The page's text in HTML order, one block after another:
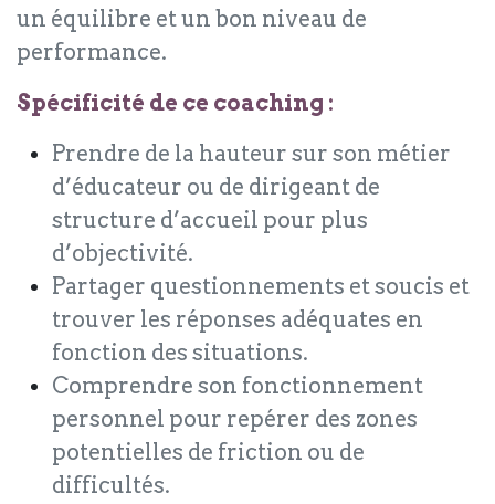
un équilibre et un bon niveau de
performance.
Spécificité de ce coaching :
Prendre de la hauteur sur son métier
d’éducateur ou de dirigeant de
structure d’accueil pour plus
d’objectivité.
Partager questionnements et soucis et
trouver les réponses adéquates en
fonction des situations.
Comprendre son fonctionnement
personnel pour repérer des zones
potentielles de friction ou de
difficultés.